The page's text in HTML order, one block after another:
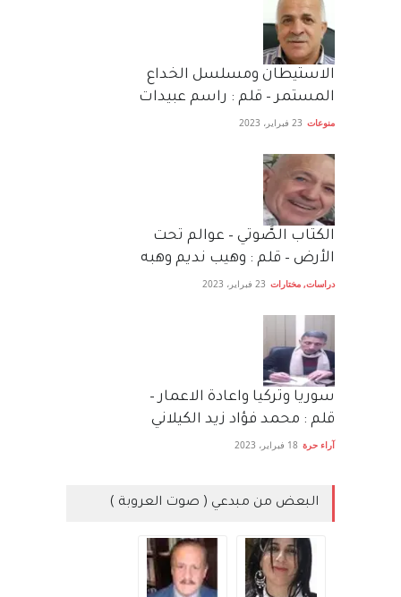
الاستيطان ومسلسل الخداع
المستمر – قلم : راسم عبيدات
منوعات 23 فبراير، 2023
الكتاب الصَّوتي – عوالم تحت
الأرض – قلم : وهيب نديم وهبه
دراسات, مختارات 23 فبراير، 2023
سوريا وتركيا واعادة الاعمار –
قلم : محمد فؤاد زيد الكيلاني
آراء حرة 18 فبراير، 2023
البعض من مبدعي ( صوت العروبة )